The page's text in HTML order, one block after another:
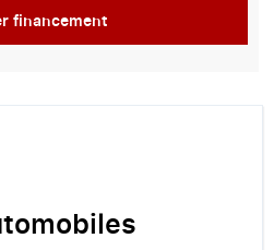
financement